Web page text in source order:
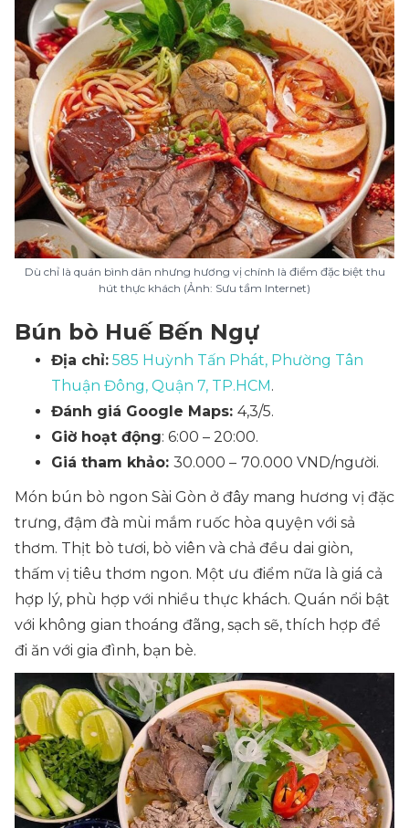
Dù chỉ là quán bình dân nhưng hương vị chính là điểm đặc biệt thu
hút thực khách (Ảnh: Sưu tầm Internet)
Bún bò Huế Bến Ngự
Địa chỉ: 585 Huỳnh Tấn Phát, Phường Tân
Thuận Đông, Quận 7, TP.HCM.
Đánh giá Google Maps: 4,3/5.
Giờ hoạt động: 6:00 – 20:00.
Giá tham khảo: 30.000 – 70.000 VND/người.
Món bún bò ngon Sài Gòn ở đây mang hương vị đặc
trưng, đậm đà mùi mắm ruốc hòa quyện với sả
thơm. Thịt bò tươi, bò viên và chả đều dai giòn,
thấm vị tiêu thơm ngon. Một ưu điểm nữa là giá cả
hợp lý, phù hợp với nhiều thực khách. Quán nổi bật
với không gian thoáng đãng, sạch sẽ, thích hợp để
đi ăn với gia đình, bạn bè.